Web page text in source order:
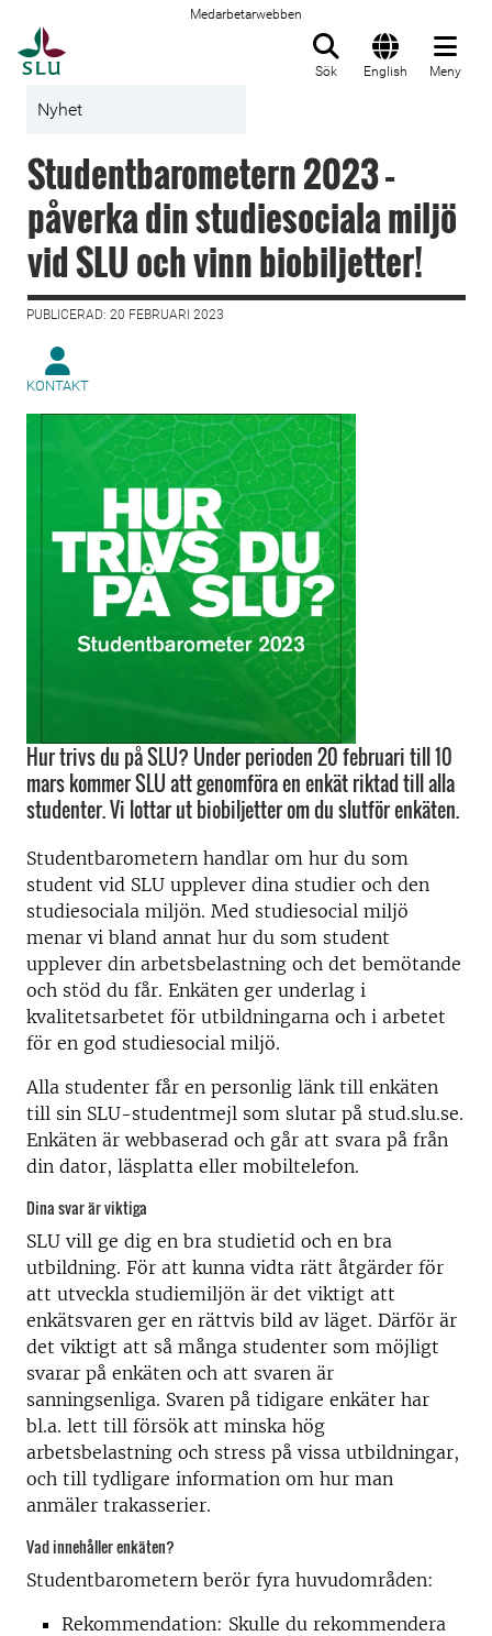
Medarbetarwebben
Sök English Meny
Nyhet
Studentbarometern 2023 –
påverka din studiesociala miljö
vid SLU och vinn biobiljetter!
PUBLICERAD: 20 FEBRUARI 2023
KONTAKT
Hur trivs du på SLU? Under perioden 20 februari till 10
mars kommer SLU att genomföra en enkät riktad till alla
studenter. Vi lottar ut biobiljetter om du slutför enkäten.
Studentbarometern handlar om hur du som
student vid SLU upplever dina studier och den
studiesociala miljön. Med studiesocial miljö
menar vi bland annat hur du som student
upplever din arbetsbelastning och det bemötande
och stöd du får. Enkäten ger underlag i
kvalitetsarbetet för utbildningarna och i arbetet
för en god studiesocial miljö.
Alla studenter får en personlig länk till enkäten
till sin SLU-studentmejl som slutar på stud.slu.se.
Enkäten är webbaserad och går att svara på från
din dator, läsplatta eller mobiltelefon.
Dina svar är viktiga
SLU vill ge dig en bra studietid och en bra
utbildning. För att kunna vidta rätt åtgärder för
att utveckla studiemiljön är det viktigt att
enkätsvaren ger en rättvis bild av läget. Därför är
det viktigt att så många studenter som möjligt
svarar på enkäten och att svaren är
sanningsenliga. Svaren på tidigare enkäter har
bl.a. lett till försök att minska hög
arbetsbelastning och stress på vissa utbildningar,
och till tydligare information om hur man
anmäler trakasserier.
Vad innehåller enkäten?
Studentbarometern berör fyra huvudområden:
Rekommendation: Skulle du rekommendera